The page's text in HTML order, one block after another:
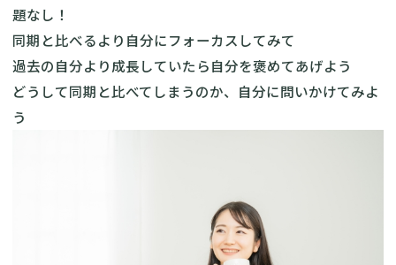
題なし！
同期と比べるより自分にフォーカスしてみて
過去の自分より成長していたら自分を褒めてあげよう
どうして同期と比べてしまうのか、自分に問いかけてみよ
う